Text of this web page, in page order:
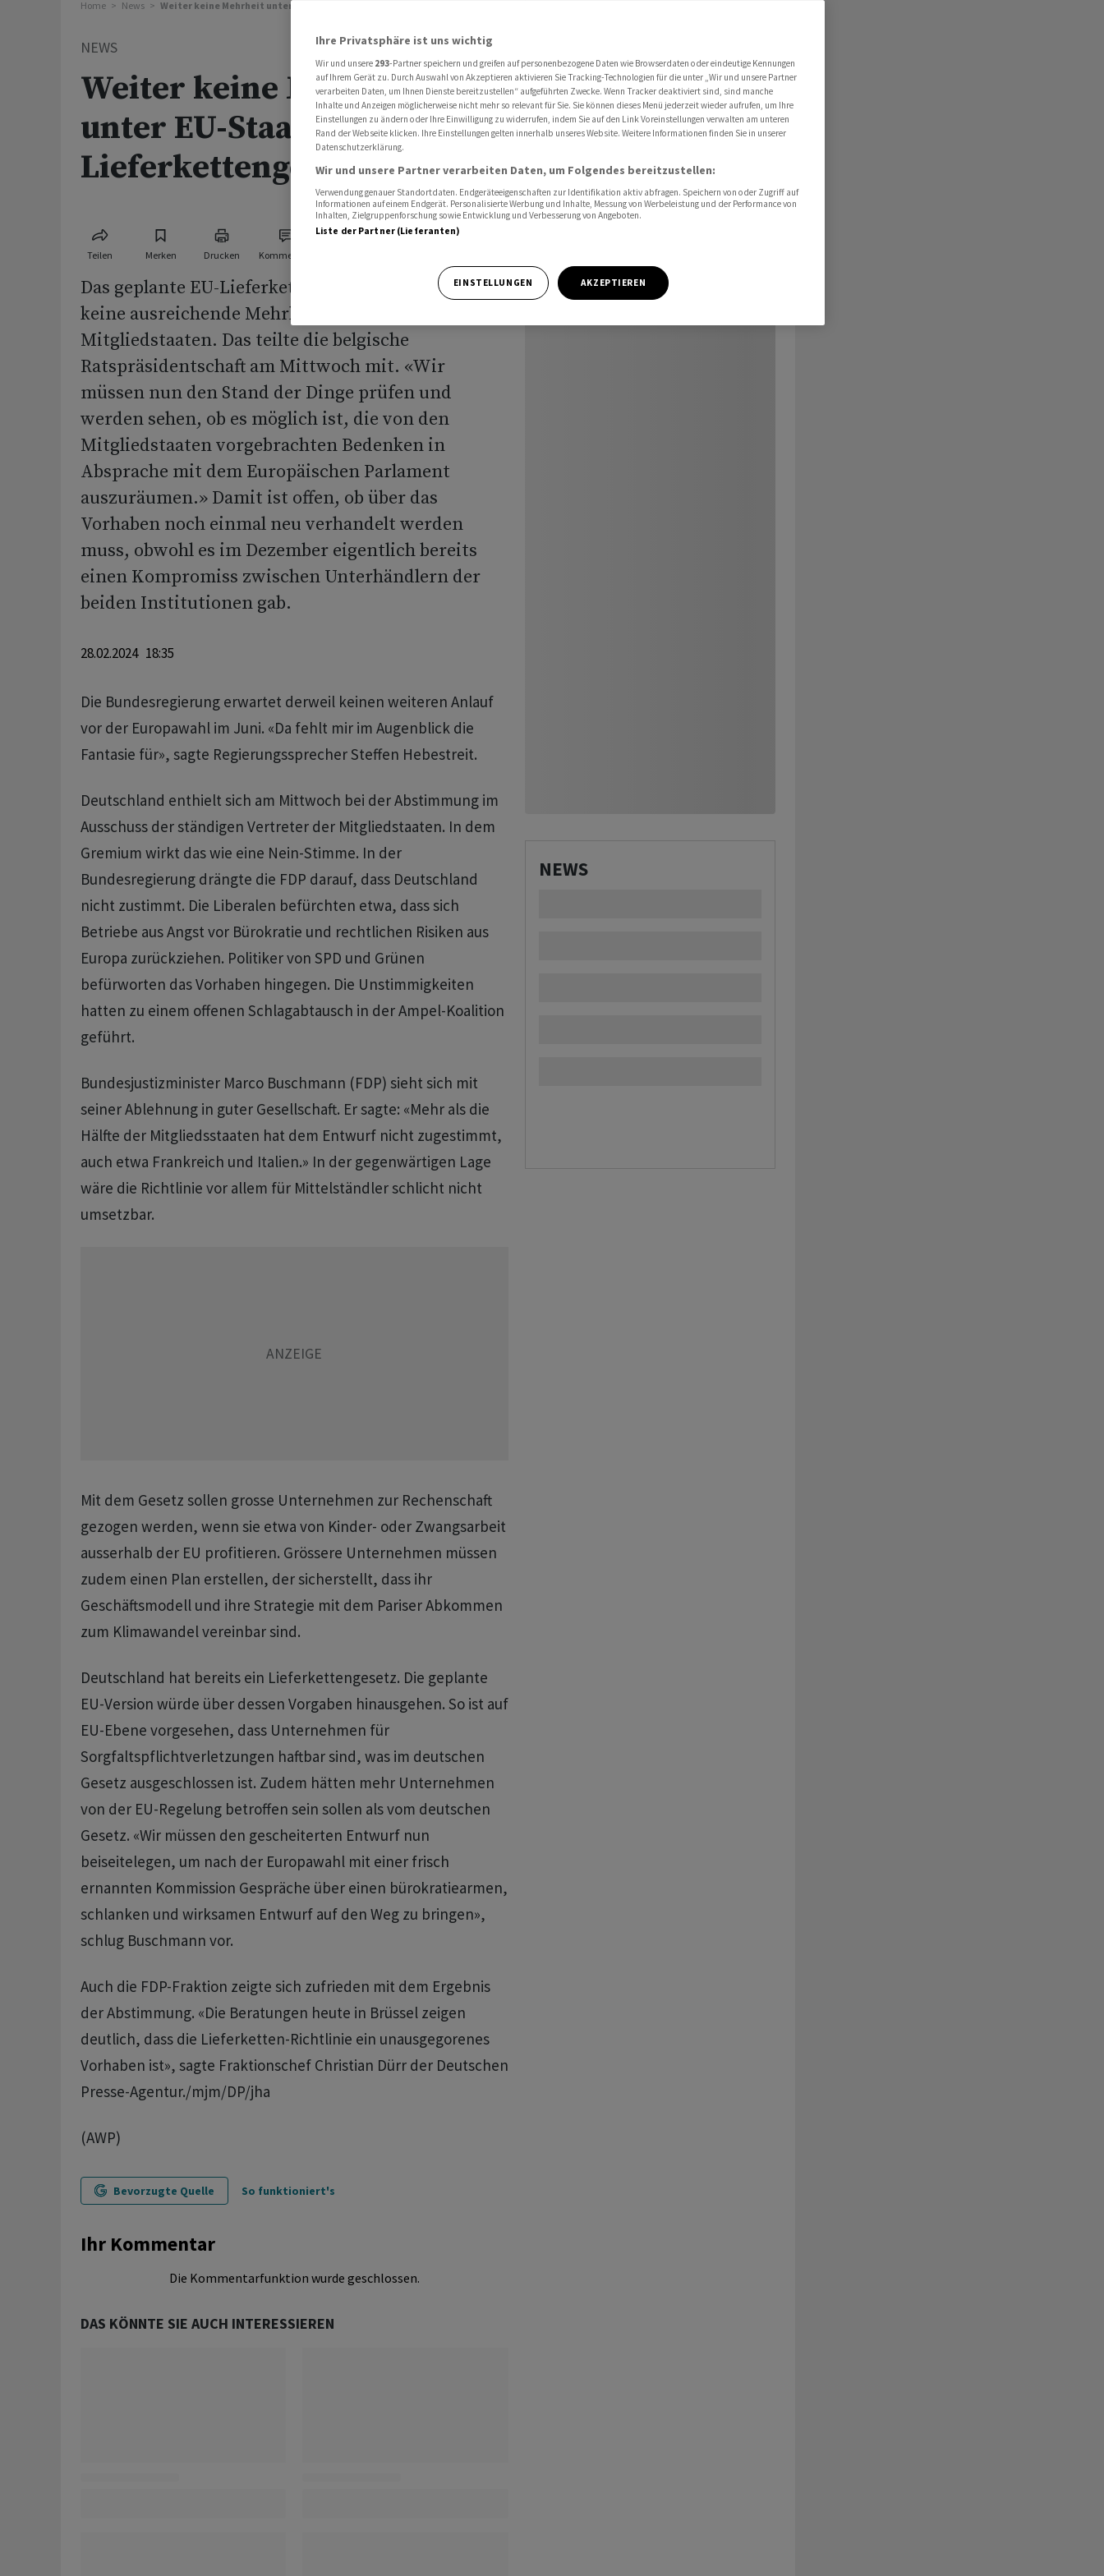
Home News Weiter keine Mehrheit unter EU-Staaten für Lieferkettengesetz
NEWS
Weiter keine Mehrheit
unter EU-Staaten für
Lieferkettengesetz
Teilen Merken Drucken Kommentare
Das geplante EU-Lieferkettengesetz findet weiter
keine ausreichende Mehrheit unter den
Mitgliedstaaten. Das teilte die belgische
Ratspräsidentschaft am Mittwoch mit. «Wir
müssen nun den Stand der Dinge prüfen und
werden sehen, ob es möglich ist, die von den
Mitgliedstaaten vorgebrachten Bedenken in
Absprache mit dem Europäischen Parlament
auszuräumen.» Damit ist offen, ob über das
Vorhaben noch einmal neu verhandelt werden
muss, obwohl es im Dezember eigentlich bereits
einen Kompromiss zwischen Unterhändlern der
beiden Institutionen gab.
28.02.2024 18:35
Die Bundesregierung erwartet derweil keinen weiteren Anlauf
vor der Europawahl im Juni. «Da fehlt mir im Augenblick die
Fantasie für», sagte Regierungssprecher Steffen Hebestreit.
Deutschland enthielt sich am Mittwoch bei der Abstimmung im
Ausschuss der ständigen Vertreter der Mitgliedstaaten. In dem
Gremium wirkt das wie eine Nein-Stimme. In der
Bundesregierung drängte die FDP darauf, dass Deutschland
nicht zustimmt. Die Liberalen befürchten etwa, dass sich
Betriebe aus Angst vor Bürokratie und rechtlichen Risiken aus
Europa zurückziehen. Politiker von SPD und Grünen
befürworten das Vorhaben hingegen. Die Unstimmigkeiten
hatten zu einem offenen Schlagabtausch in der Ampel-Koalition
geführt.
Bundesjustizminister Marco Buschmann (FDP) sieht sich mit
seiner Ablehnung in guter Gesellschaft. Er sagte: «Mehr als die
Hälfte der Mitgliedsstaaten hat dem Entwurf nicht zugestimmt,
auch etwa Frankreich und Italien.» In der gegenwärtigen Lage
wäre die Richtlinie vor allem für Mittelständler schlicht nicht
umsetzbar.
Mit dem Gesetz sollen grosse Unternehmen zur Rechenschaft
gezogen werden, wenn sie etwa von Kinder- oder Zwangsarbeit
ausserhalb der EU profitieren. Grössere Unternehmen müssen
zudem einen Plan erstellen, der sicherstellt, dass ihr
Geschäftsmodell und ihre Strategie mit dem Pariser Abkommen
zum Klimawandel vereinbar sind.
Deutschland hat bereits ein Lieferkettengesetz. Die geplante
EU-Version würde über dessen Vorgaben hinausgehen. So ist auf
EU-Ebene vorgesehen, dass Unternehmen für
Sorgfaltspflichtverletzungen haftbar sind, was im deutschen
Gesetz ausgeschlossen ist. Zudem hätten mehr Unternehmen
von der EU-Regelung betroffen sein sollen als vom deutschen
Gesetz. «Wir müssen den gescheiterten Entwurf nun
beiseitelegen, um nach der Europawahl mit einer frisch
ernannten Kommission Gespräche über einen bürokratiearmen,
schlanken und wirksamen Entwurf auf den Weg zu bringen»,
schlug Buschmann vor.
Auch die FDP-Fraktion zeigte sich zufrieden mit dem Ergebnis
der Abstimmung. «Die Beratungen heute in Brüssel zeigen
deutlich, dass die Lieferketten-Richtlinie ein unausgegorenes
Vorhaben ist», sagte Fraktionschef Christian Dürr der Deutschen
Presse-Agentur./mjm/DP/jha
(AWP)
Bevorzugte Quelle So funktioniert's
Ihr Kommentar
Die Kommentarfunktion wurde geschlossen.
DAS KÖNNTE SIE AUCH INTERESSIEREN
NEWS
Ihre Privatsphäre ist uns wichtig
Wir und unsere 293-Partner speichern und greifen auf personenbezogene Daten wie Browserdaten oder eindeutige Kennungen
auf Ihrem Gerät zu. Durch Auswahl von Akzeptieren aktivieren Sie Tracking-Technologien für die unter „Wir und unsere Partner
verarbeiten Daten, um Ihnen Dienste bereitzustellen“ aufgeführten Zwecke. Wenn Tracker deaktiviert sind, sind manche
Inhalte und Anzeigen möglicherweise nicht mehr so relevant für Sie. Sie können dieses Menü jederzeit wieder aufrufen, um Ihre
Einstellungen zu ändern oder Ihre Einwilligung zu widerrufen, indem Sie auf den Link Voreinstellungen verwalten am unteren
Rand der Webseite klicken. Ihre Einstellungen gelten innerhalb unseres Website. Weitere Informationen finden Sie in unserer
Datenschutzerklärung.
Wir und unsere Partner verarbeiten Daten, um Folgendes bereitzustellen:
Verwendung genauer Standortdaten. Endgeräteeigenschaften zur Identifikation aktiv abfragen. Speichern von oder Zugriff auf
Informationen auf einem Endgerät. Personalisierte Werbung und Inhalte, Messung von Werbeleistung und der Performance von
Inhalten, Zielgruppenforschung sowie Entwicklung und Verbesserung von Angeboten.
Liste der Partner (Lieferanten)
EINSTELLUNGEN AKZEPTIEREN